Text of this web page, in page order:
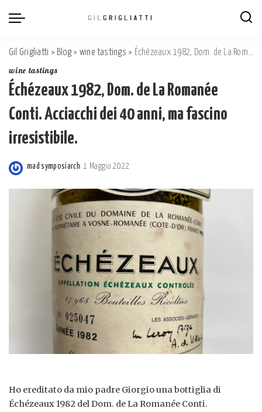
Gil Grigliatti > Blog > wine tastings > Échézeaux 1982, Dom. de La Romanée Conti. Acciacchi dei 40 anni, ma fascino irresistibile.
wine tastings
Échézeaux 1982, Dom. de La Romanée
Conti. Acciacchi dei 40 anni, ma fascino
irresistibile.
Posted
by
mad symposiarch 1 Maggio 2022
Ho ereditato da mio padre Giorgio una bottiglia di
Échézeaux 1982 del Dom. de La Romanée Conti.